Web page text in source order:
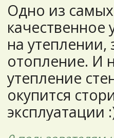
Одно из
качественное
на утеплении,
отопление. И
утепление
окупится
эксплуатации